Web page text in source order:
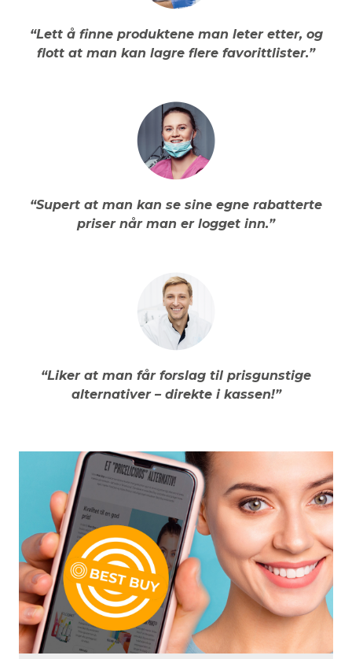
“Lett å finne produktene man leter etter, og
flott at man kan lagre flere favorittlister.”
“Supert at man kan se sine egne rabatterte
priser når man er logget inn.”
“Liker at man får forslag til prisgunstige
alternativer – direkte i kassen!”